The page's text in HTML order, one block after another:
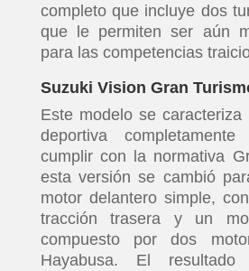
completo que incluye dos
que le permiten ser aún
para las competencias
Suzuki Vision Gran
Este modelo se
deportiva
cumplir con la normativa
esta versión se cambió
motor delantero simple,
tracción trasera y un
compuesto por dos
Hayabusa. El